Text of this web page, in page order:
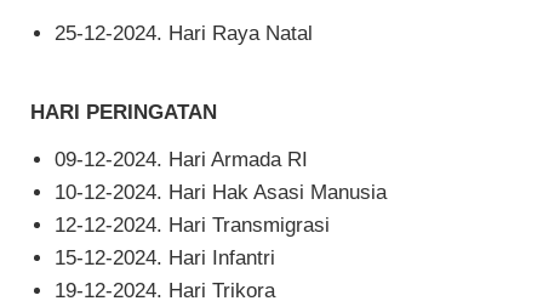
25-12-2024. Hari Raya Natal
HARI PERINGATAN
09-12-2024. Hari Armada RI
10-12-2024. Hari Hak Asasi Manusia
12-12-2024. Hari Transmigrasi
15-12-2024. Hari Infantri
19-12-2024. Hari Trikora